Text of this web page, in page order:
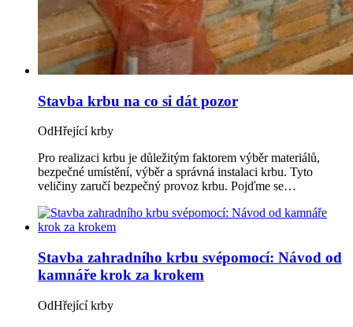
Stavba krbu na co si dát pozor
OdHřející krby
Pro realizaci krbu je důležitým faktorem výběr materiálů,
bezpečné umístění, výběr a správná instalaci krbu. Tyto
veličiny zaručí bezpečný provoz krbu. Pojďme se…
Stavba zahradního krbu svépomocí: Návod od
kamnáře krok za krokem
OdHřející krby